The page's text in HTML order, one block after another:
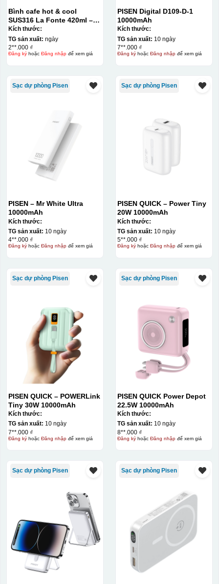
Bình cafe hot & cool
SUS316 La Fonte 420ml –
012775
Kích thước:
TG sản xuất: ngày
2**.000 ₫
Đăng kýhoặc Đăng nhậpđể xem giá
PISEN Digital D109-D-1
10000mAh
Kích thước:
TG sản xuất: 10 ngày
7**.000 ₫
Đăng kýhoặc Đăng nhậpđể xem giá
Sạc dự phòng Pisen
PISEN – Mr White Ultra
10000mAh
Kích thước:
TG sản xuất: 10 ngày
4**.000 ₫
Đăng kýhoặc Đăng nhậpđể xem giá
Sạc dự phòng Pisen
PISEN QUICK – Power Tiny
20W 10000mAh
Kích thước:
TG sản xuất: 10 ngày
5**.000 ₫
Đăng kýhoặc Đăng nhậpđể xem giá
Sạc dự phòng Pisen
PISEN QUICK – POWERLink
Tiny 30W 10000mAh
Kích thước:
TG sản xuất: 10 ngày
7**.000 ₫
Đăng kýhoặc Đăng nhậpđể xem giá
Sạc dự phòng Pisen
PISEN QUICK Power Depot
22.5W 10000mAh
Kích thước:
TG sản xuất: 10 ngày
8**.000 ₫
Đăng kýhoặc Đăng nhậpđể xem giá
Sạc dự phòng Pisen Sạc dự phòng Pisen